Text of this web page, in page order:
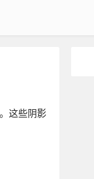
这些阴影